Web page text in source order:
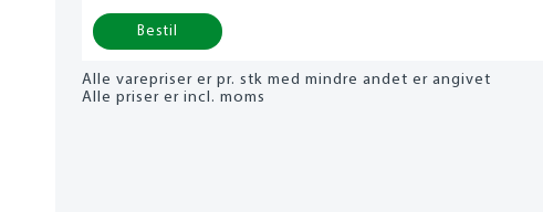
Bestil
Alle varepriser er pr. stk med mindre andet er angivet
Alle priser er incl. moms